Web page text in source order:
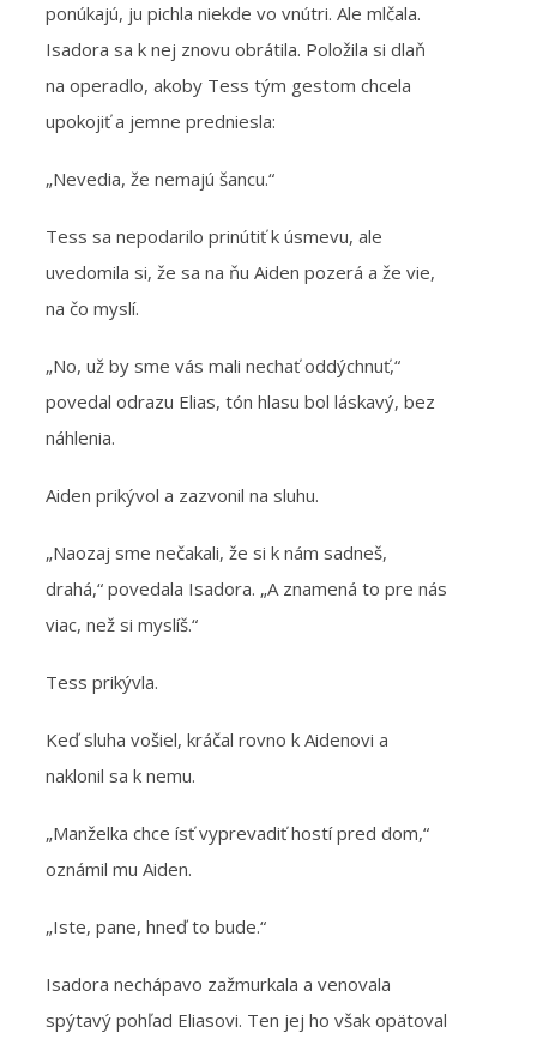
ponúkajú, ju pichla niekde vo vnútri. Ale mlčala.
Isadora sa k nej znovu obrátila. Položila si dlaň
na operadlo, akoby Tess tým gestom chcela
upokojiť a jemne predniesla:
„Nevedia, že nemajú šancu.“
Tess sa nepodarilo prinútiť k úsmevu, ale
uvedomila si, že sa na ňu Aiden pozerá a že vie,
na čo myslí.
„No, už by sme vás mali nechať oddýchnuť,“
povedal odrazu Elias, tón hlasu bol láskavý, bez
náhlenia.
Aiden prikývol a zazvonil na sluhu.
„Naozaj sme nečakali, že si k nám sadneš,
drahá,“ povedala Isadora. „A znamená to pre nás
viac, než si myslíš.“
Tess prikývla.
Keď sluha vošiel, kráčal rovno k Aidenovi a
naklonil sa k nemu.
„Manželka chce ísť vyprevadiť hostí pred dom,“
oznámil mu Aiden.
„Iste, pane, hneď to bude.“
Isadora nechápavo zažmurkala a venovala
spýtavý pohľad Eliasovi. Ten jej ho však opätoval